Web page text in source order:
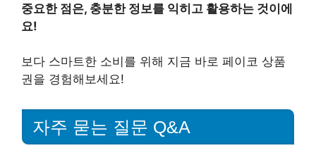
중요한 점은, 충분한 정보를 익히고 활용하는 것이에
요!
보다 스마트한 소비를 위해 지금 바로 페이코 상품
권을 경험해보세요!
자주 묻는 질문 Q&A